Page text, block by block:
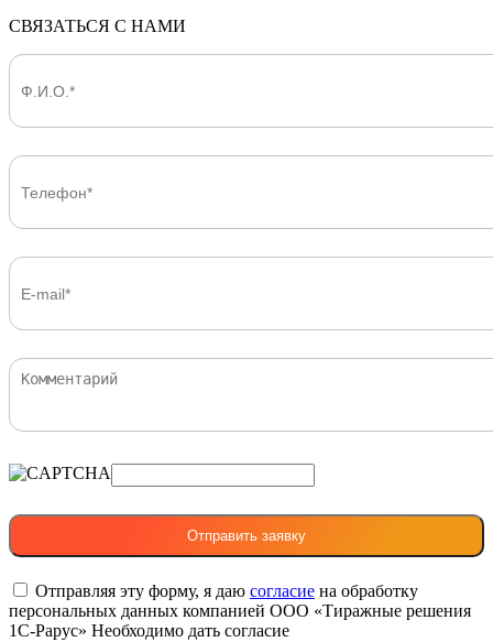
СВЯЗАТЬСЯ С НАМИ
Отправляя эту форму, я даю согласие на обработку
персональных данных компанией ООО «Тиражные решения
1С-Рарус» Необходимо дать согласие